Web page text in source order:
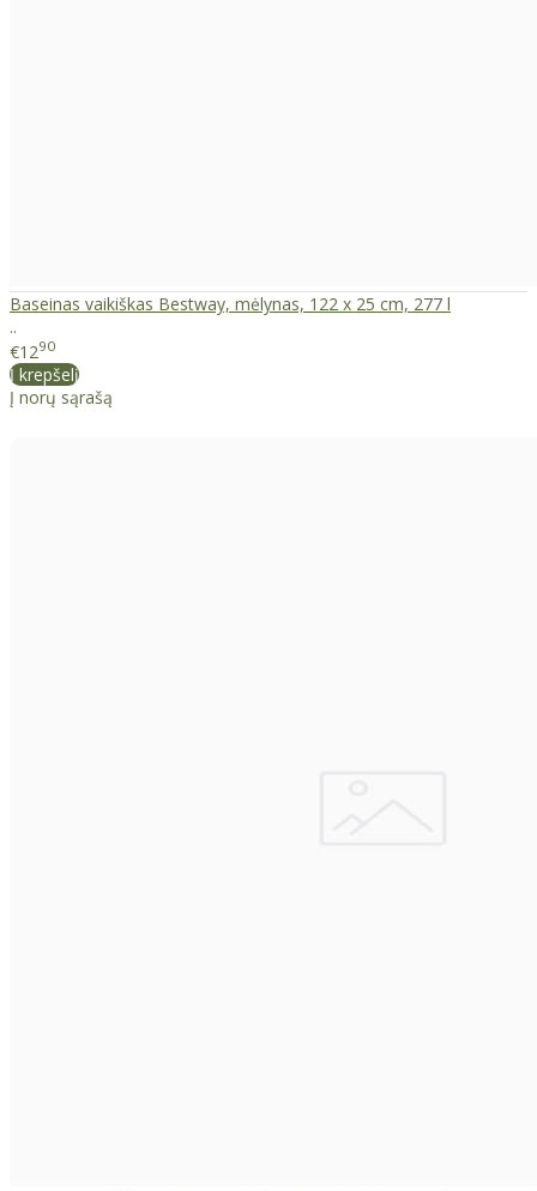
Baseinas vaikiškas Bestway, mėlynas, 122 x 25 cm, 277 l
..
€1290
Į krepšelį
Į norų sąrašą